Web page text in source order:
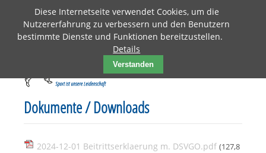
Dokumente / Downloads
2024-12-01 Beitrittserklaerung m. DSVGO.pdf (127,8
Diese Internetseite verwendet Cookies, um die
Nutzererfahrung zu verbessern und den Benutzern
bestimmte Dienste und Funktionen bereitzustellen.
Details
Verstanden